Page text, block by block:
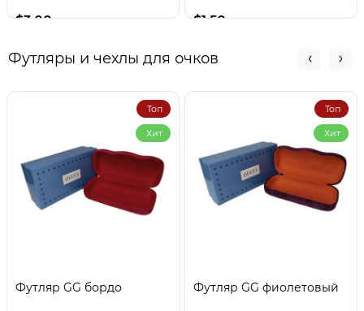
$3.00 $1.50
Футляры и чехлы для очков
Топ
Хит
Футляр GG бордо
Топ
Хит
Футляр GG фиолетовый